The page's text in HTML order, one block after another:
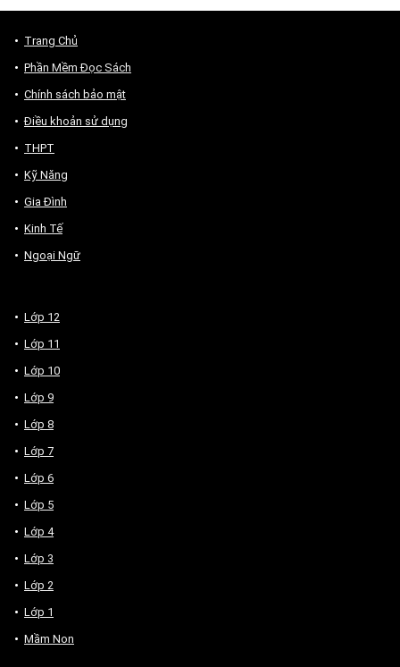
Trang Chủ
Phần Mềm Đọc Sách
Chính sách bảo mật
Điều khoản sử dụng
THPT
Kỹ Năng
Gia Đình
Kinh Tế
Ngoại Ngữ
Lớp 12
Lớp 11
Lớp 10
Lớp 9
Lớp 8
Lớp 7
Lớp 6
Lớp 5
Lớp 4
Lớp 3
Lớp 2
Lớp 1
Mầm Non